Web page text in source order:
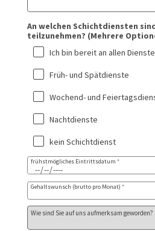
An welchen Schichtdiensten
teilzunehmen? (Mehrere
Ich bin bereit an allen
Früh- und Spätdienste
Wochend- und
Nachtdienste
kein Schichtdienst
frühstmögliches Eintrittsdatum *
Gehaltswunsch (brutto pro Monat) *
Wie sind Sie auf uns aufmerksam geworden?